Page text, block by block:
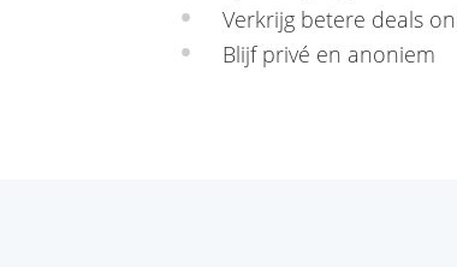
Verkrijg betere deals
Blijf privé en anoniem